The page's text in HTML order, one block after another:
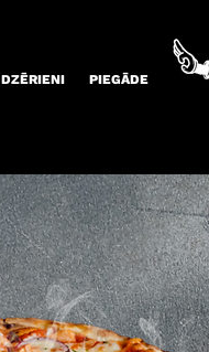
DZĒRIENI PIEGĀDE